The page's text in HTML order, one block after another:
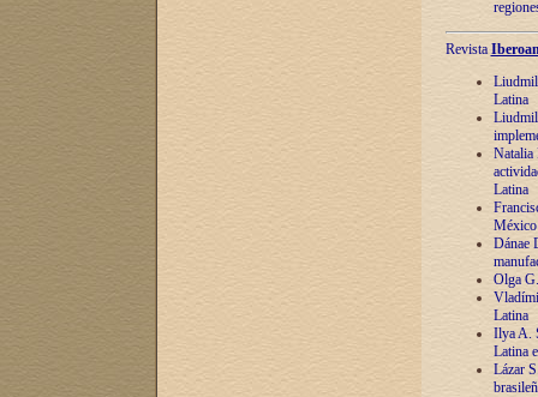
Revista
Latina
Natalia
Latina
México
Dánae
Olga
Latina
Ilya A.
Latina
Lázar